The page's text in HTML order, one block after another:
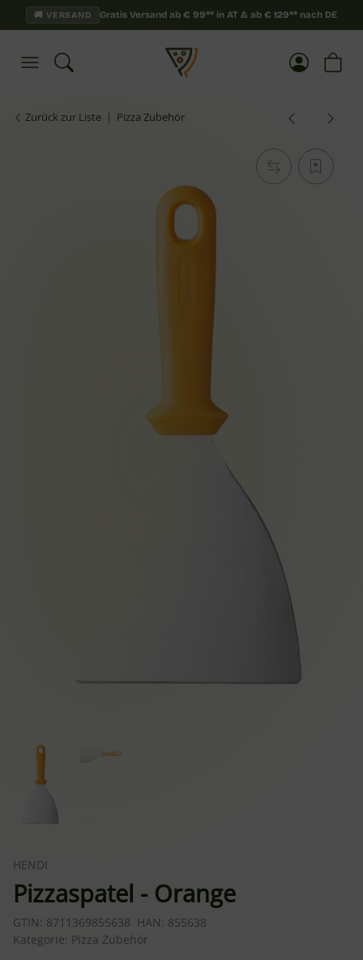
🚚 VERSAND Gratis Versand ab € 99** in AT & ab € 129** nach DE
Zurück zur Liste Pizza Zubehör
HENDI
Pizzaspatel - Orange
GTIN: 8711369855638 HAN: 855638
Kategorie: Pizza Zubehör